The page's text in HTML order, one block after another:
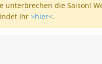
unterbrechen die Saison!
Ihr >hier<.